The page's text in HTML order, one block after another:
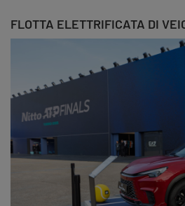
FLOTTA ELETTRIFICATA DI